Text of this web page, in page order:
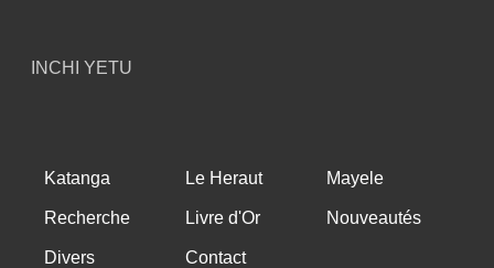
INCHI YETU
Katanga Le Heraut Mayele
Recherche Livre d'Or Nouveautés
Divers
Contact